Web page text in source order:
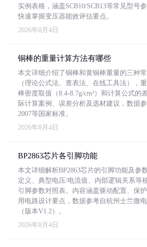
实例表格，涵盖SCB10/SCB13等常见型号
快速掌握变压器能效评估要点。
2026年8月4日
铜棒的重量计算方法有哪些
本文详细介绍了铜棒和黄铜棒重量的三种
（理论公式法、查表法、在线工具法），
棒密度取值（8.4-8.7g/cm³）和计算公式的
际计算案例、误差分析及选材建议，数据
2007等国家标准。
2026年8月4日
BP2863芯片各引脚功能
本文详细解析BP2863芯片的引脚功能及参
定义、典型电压/电流值、内部逻辑关系等
引脚参数对照表。内容涵盖驱动配置、保
用电路设计要点，数据参考自杭州士兰微
（版本V1.2）。
2026年8月4日